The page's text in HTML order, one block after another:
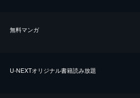
無料マンガ
U-NEXTオリジナル書籍読み放題